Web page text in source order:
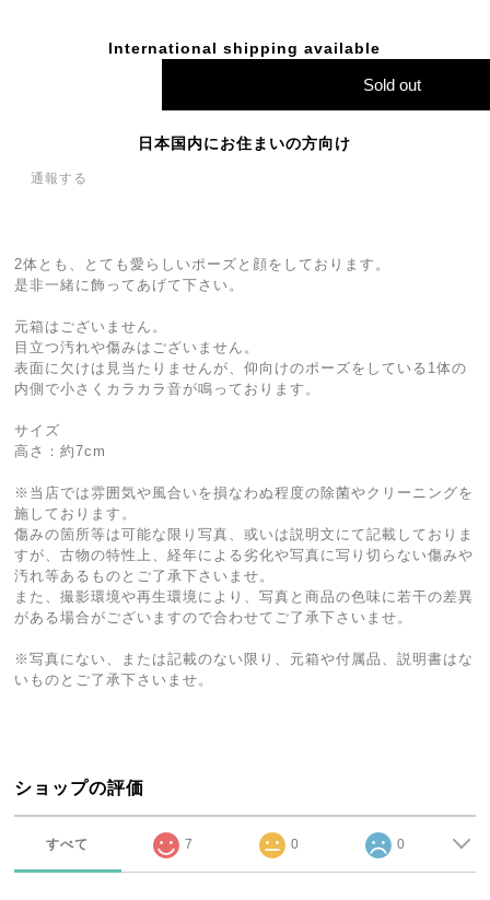
International shipping available
Sold out
日本国内にお住まいの方向け
通報する
2体とも、とても愛らしいポーズと顔をしております。
是非一緒に飾ってあげて下さい。
元箱はございません。
目立つ汚れや傷みはございません。
表面に欠けは見当たりませんが、仰向けのポーズをしている1体の
内側で小さくカラカラ音が鳴っております。
サイズ
高さ：約7cm
※当店では雰囲気や風合いを損なわぬ程度の除菌やクリーニングを
施しております。
傷みの箇所等は可能な限り写真、或いは説明文にて記載しておりま
すが、古物の特性上、経年による劣化や写真に写り切らない傷みや
汚れ等あるものとご了承下さいませ。
また、撮影環境や再生環境により、写真と商品の色味に若干の差異
がある場合がございますので合わせてご了承下さいませ。
※写真にない、または記載のない限り、元箱や付属品、説明書はな
いものとご了承下さいませ。
ショップの評価
すべて 7 0 0